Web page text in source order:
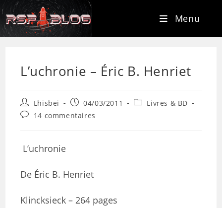
Menu
L’uchronie – Éric B. Henriet
Lhisbei 04/03/2011
Livres & BD
14 commentaires
L’uchronie
De Éric B. Henriet
Klincksieck – 264 pages